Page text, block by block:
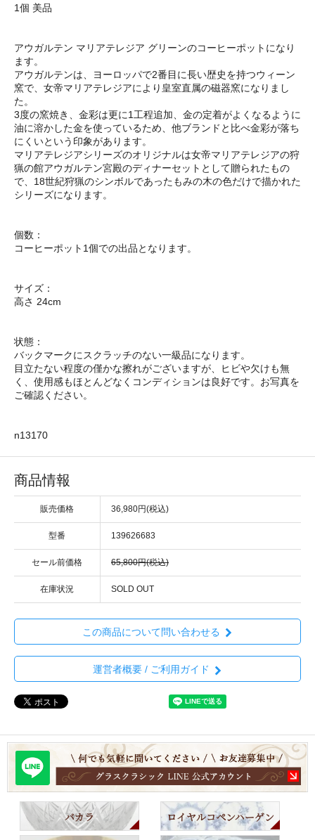
1個 美品
アウガルテン マリアテレジア グリーンのコーヒーポットになり
ます。
アウガルテンは、ヨーロッパで2番目に長い歴史を持つウィーン
窯で、女帝マリアテレジアにより皇室直属の磁器窯になりまし
た。
3度の窯焼き、金彩は更に1工程追加、金の定着がよくなるように
油に溶かした金を使っているため、他ブランドと比べ金彩が落ち
にくいという印象があります。
マリアテレジアシリーズのオリジナルは女帝マリアテレジアの狩
猟の館アウガルテン宮殿のディナーセットとして贈られたもの
で、18世紀狩猟のシンボルであったもみの木の色だけで描かれた
シリーズになります。
個数：
コーヒーポット1個での出品となります。
サイズ：
高さ 24cm
状態：
バックマークにスクラッチのない一級品になります。
目立たない程度の僅かな擦れがございますが、ヒビや欠けも無
く、使用感もほとんどなくコンディションは良好です。お写真を
ご確認ください。
n13170
商品情報
販売価格 36,980円(税込)
型番 139626683
セール前価格 65,800円(税込)
在庫状況 SOLD OUT
この商品について問い合わせる
運営者概要 / ご利用ガイド
バカラ ロイヤルコペンハーゲン